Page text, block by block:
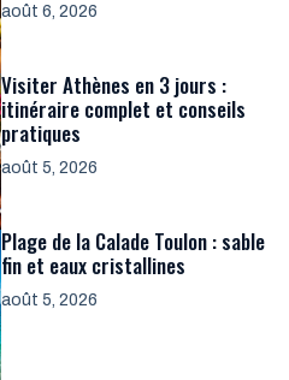
août 6, 2026
Visiter Athènes en 3 jours :
itinéraire complet et conseils
pratiques
août 5, 2026
Plage de la Calade Toulon : sable
fin et eaux cristallines
août 5, 2026